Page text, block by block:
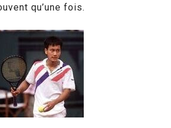
qu’une fois.